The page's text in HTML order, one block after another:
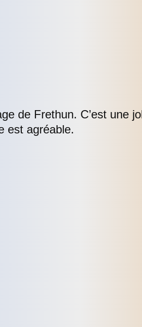
de Frethun. C’est
est agréable.